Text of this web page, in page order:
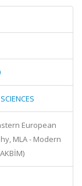
European
MLA - Modern